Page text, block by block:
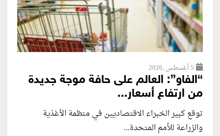
5 أغسطس ,2026
“الفاو”: العالم على حافة موجة جديدة
من ارتفاع أسعار...
توقع كبير الخبراء الاقتصاديين في منظمة الأغذية
والزراعة للأمم المتحدة...